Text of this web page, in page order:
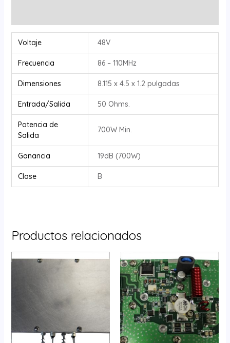
Voltaje 48V
Frecuencia 86 – 110MHz
Dimensiones 8.115 x 4.5 x 1.2 pulgadas
Entrada/Salida 50 Ohms.
Potencia de
Salida
700W Min.
Ganancia 19dB (700W)
Clase B
Productos relacionados